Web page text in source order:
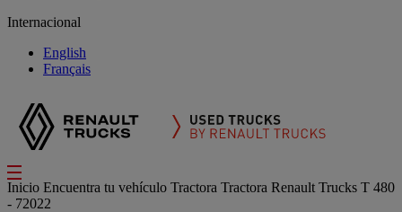
Internacional
English
Français
Inicio Encuentra tu vehículo Tractora Tractora Renault Trucks T 480
- 72022